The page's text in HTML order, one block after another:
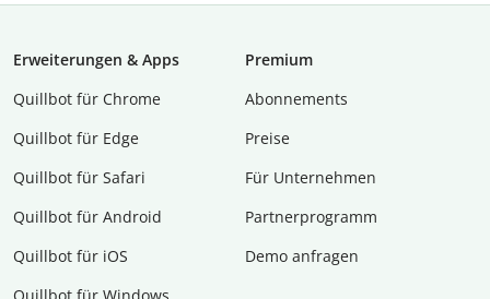
Erweiterungen & Apps
Quillbot für Chrome
Quillbot für Edge
Quillbot für Safari
Quillbot für Android
Quillbot für iOS
Premium
Abon­ne­ments
Preise
Für Unternehmen
Partnerprogramm
Demo anfragen